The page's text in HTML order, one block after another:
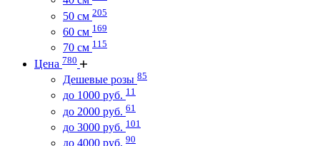
50 см 205
60 см 169
70 см 115
Цена 780
Дешевые розы 85
до 1000 руб. 11
до 2000 руб. 61
до 3000 руб. 101
до 4000 руб. 90